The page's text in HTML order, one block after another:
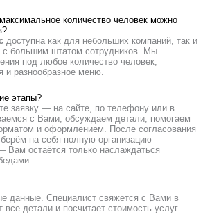
количество человек можно
доступна как для небольших компаний, так и
с большим штатом сотрудников. Мы
под любое количество человек,
и разнообразное меню.
этапы?
заявку — на сайте, по телефону или в
с Вами, обсуждаем детали, помогаем
и оформлением. После согласования
на себя полную организацию
Вам остаётся только наслаждаться
данные. Специалист свяжется с Вами в
все детали и посчитает стоимость услуг.